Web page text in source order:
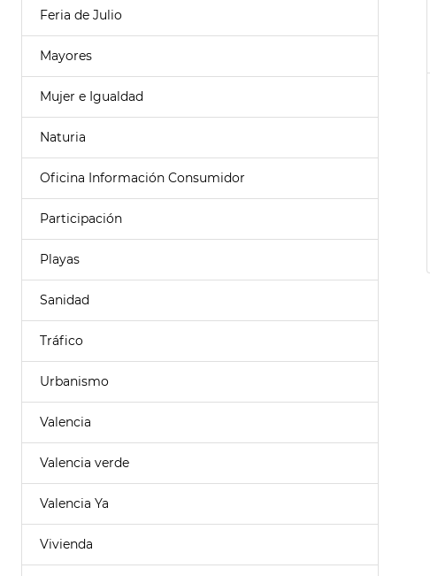
Feria de Julio
Mayores
Mujer e Igualdad
Naturia
Oficina Información Consumidor
Participación
Playas
Sanidad
Tráfico
Urbanismo
Valencia
Valencia verde
Valencia Ya
Vivienda